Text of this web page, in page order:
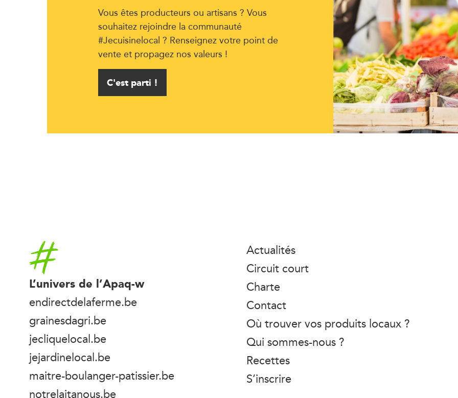
Vous êtes producteurs ou artisans ? Vous
souhaitez rejoindre la communauté
#Jecuisinelocal ? Renseignez votre point de
vente et propagez nos valeurs !
C'est parti !
Accueil
L’univers de l’Apaq-w
endirectdelaferme.be
grainesdagri.be
jecliquelocal.be
jejardinelocal.be
maitre-boulanger-patissier.be
notrelaitanous.be
Actualités
Circuit court
Charte
Contact
Où trouver vos produits locaux ?
Qui sommes-nous ?
Recettes
S’inscrire